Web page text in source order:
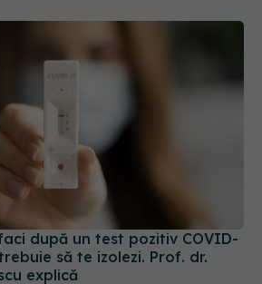
să te izolezi. Prof. dr.
explică